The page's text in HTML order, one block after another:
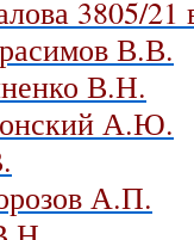
3805/
В.В.
В.Н.
А.Ю.
А.П.